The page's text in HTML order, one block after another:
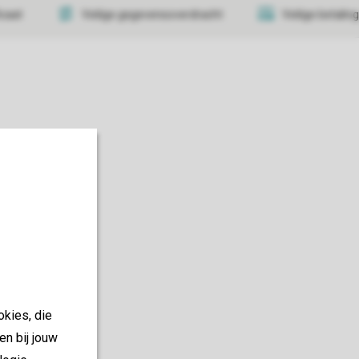
die
bij jouw
Veilige gegevensoverdracht Veilige betaling